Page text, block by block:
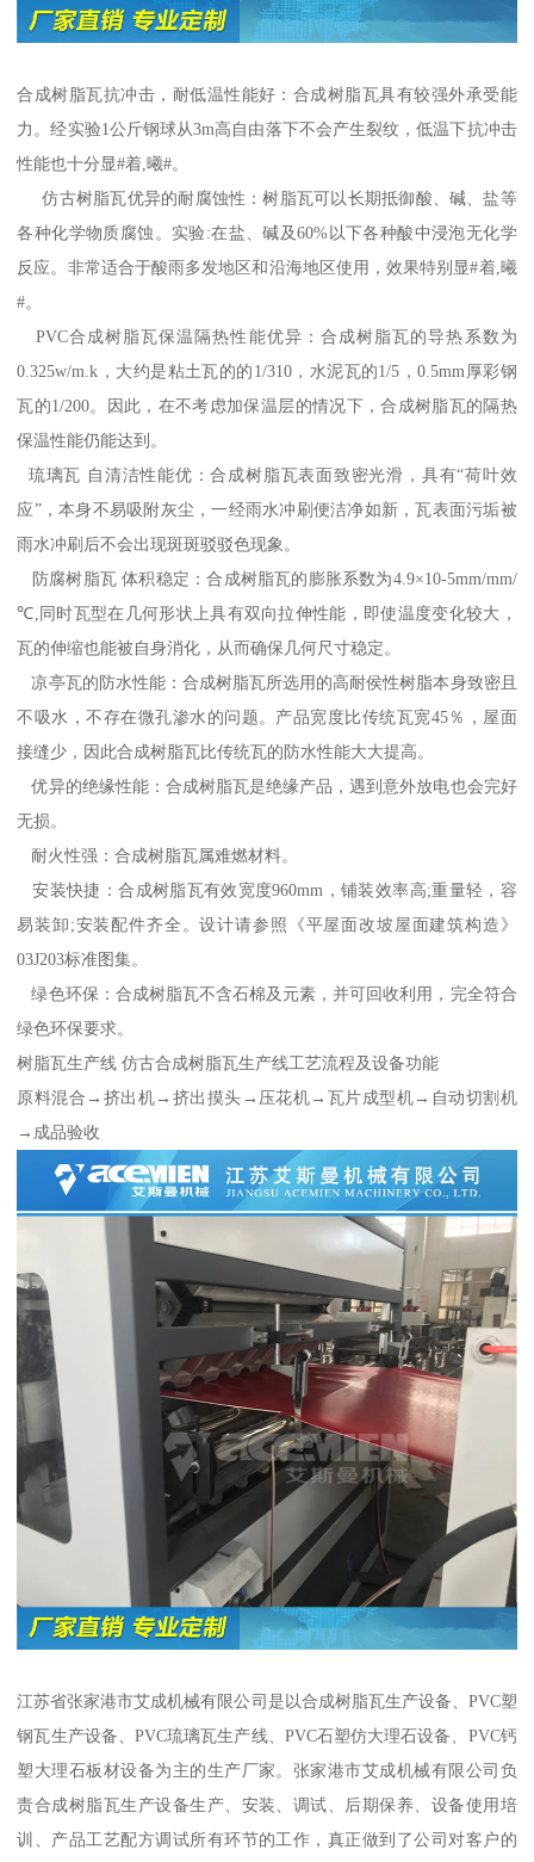
合成树脂瓦抗冲击，耐低温性能好：合成树脂瓦具有较强外承受能
力。经实验1公斤钢球从3m高自由落下不会产生裂纹，低温下抗冲击
性能也十分显#着,曦#。
仿古树脂瓦优异的耐腐蚀性：树脂瓦可以长期抵御酸、碱、盐等
各种化学物质腐蚀。实验:在盐、碱及60%以下各种酸中浸泡无化学
反应。非常适合于酸雨多发地区和沿海地区使用，效果特别显#着,曦
#。
PVC合成树脂瓦保温隔热性能优异：合成树脂瓦的导热系数为
0.325w/m.k，大约是粘土瓦的的1/310，水泥瓦的1/5，0.5mm厚彩钢
瓦的1/200。因此，在不考虑加保温层的情况下，合成树脂瓦的隔热
保温性能仍能达到。
琉璃瓦 自清洁性能优：合成树脂瓦表面致密光滑，具有“荷叶效
应”，本身不易吸附灰尘，一经雨水冲刷便洁净如新，瓦表面污垢被
雨水冲刷后不会出现斑斑驳驳色现象。
防腐树脂瓦 体积稳定：合成树脂瓦的膨胀系数为4.9×10-5mm/mm/
℃,同时瓦型在几何形状上具有双向拉伸性能，即使温度变化较大，
瓦的伸缩也能被自身消化，从而确保几何尺寸稳定。
凉亭瓦的防水性能：合成树脂瓦所选用的高耐侯性树脂本身致密且
不吸水，不存在微孔渗水的问题。产品宽度比传统瓦宽45％，屋面
接缝少，因此合成树脂瓦比传统瓦的防水性能大大提高。
优异的绝缘性能：合成树脂瓦是绝缘产品，遇到意外放电也会完好
无损。
耐火性强：合成树脂瓦属难燃材料。
安装快捷：合成树脂瓦有效宽度960mm，铺装效率高;重量轻，容
易装卸;安装配件齐全。设计请参照《平屋面改坡屋面建筑构造》
03J203标准图集。
绿色环保：合成树脂瓦不含石棉及元素，并可回收利用，完全符合
绿色环保要求。
树脂瓦生产线 仿古合成树脂瓦生产线工艺流程及设备功能
原料混合→挤出机→挤出摸头→压花机→瓦片成型机→自动切割机
→成品验收
江苏省张家港市艾成机械有限公司是以合成树脂瓦生产设备、PVC塑
钢瓦生产设备、PVC琉璃瓦生产线、PVC石塑仿大理石设备、PVC钙
塑大理石板材设备为主的生产厂家。张家港市艾成机械有限公司负
责合成树脂瓦生产设备生产、安装、调试、后期保养、设备使用培
训、产品工艺配方调试所有环节的工作，真正做到了公司对客户的